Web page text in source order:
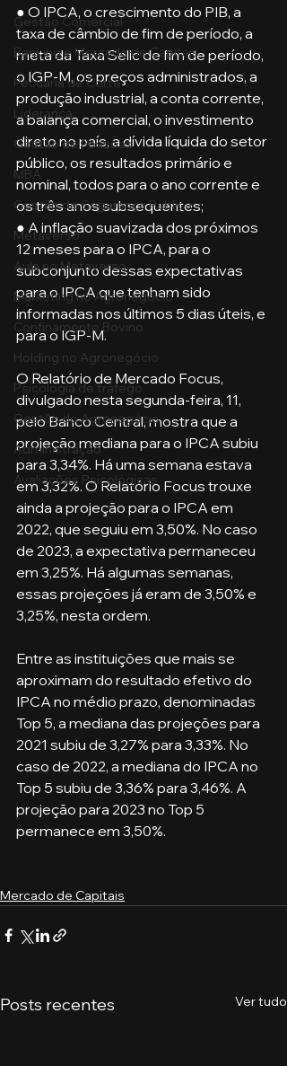
Gestão Comercial
Banking e Mercado de Capitais
Pecuária de Corte
Liderança
Gestão de Pessoas
MBA
Gestão de Segurança Publica
Metaverso
Aula no Metaverso
Marketing no Agronegócio
Confinamento Bovino
Holding no Agronegócio
Psicologia de tráfego
Gestão do Agronegócio
Administração
Avaliações Psicológicas
● O IPCA, o crescimento do PIB, a
taxa de câmbio de fim de período, a
meta da Taxa Selic de fim de período,
o IGP-M, os preços administrados, a
produção industrial, a conta corrente,
a balança comercial, o investimento
direto no país, a dívida líquida do setor
público, os resultados primário e
nominal, todos para o ano corrente e
os três anos subsequentes;
● A inflação suavizada dos próximos
12 meses para o IPCA, para o
subconjunto dessas expectativas
para o IPCA que tenham sido
informadas nos últimos 5 dias úteis, e
para o IGP-M.
O Relatório de Mercado Focus,
divulgado nesta segunda-feira, 11,
pelo Banco Central, mostra que a
projeção mediana para o IPCA subiu
para 3,34%. Há uma semana estava
em 3,32%. O Relatório Focus trouxe
ainda a projeção para o IPCA em
2022, que seguiu em 3,50%. No caso
de 2023, a expectativa permaneceu
em 3,25%. Há algumas semanas,
essas projeções já eram de 3,50% e
3,25%, nesta ordem.
Entre as instituições que mais se
aproximam do resultado efetivo do
IPCA no médio prazo, denominadas
Top 5, a mediana das projeções para
2021 subiu de 3,27% para 3,33%. No
caso de 2022, a mediana do IPCA no
Top 5 subiu de 3,36% para 3,46%. A
projeção para 2023 no Top 5
permanece em 3,50%.
Mercado de Capitais
Posts recentes Ver tudo